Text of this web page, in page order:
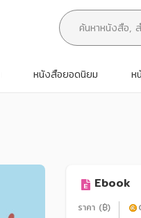
หนังสือยอดนิยม ห
Ebook
ราคา (฿)